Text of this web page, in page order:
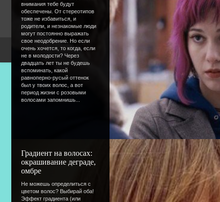
внимания тебе будут
обеспечены. От стереотипов
тоже не избавиться, и
родители, и незнакомые люди
могут постоянно выражать
свое неодобрение. Но если
очень хочется, то когда, если
не в молодости? Через
двадцать лет ты не будешь
вспоминать, какой
равноперно-русый оттенок
был у твоих волос, а вот
период жизни с розовыми
волосами запомнишь...
Градиент на волосах:
окрашивание деграде,
омбре
Не можешь определиться с
цветом волос? Выбирай оба!
Эффект градиента (или
Пользователей:0
Copyright